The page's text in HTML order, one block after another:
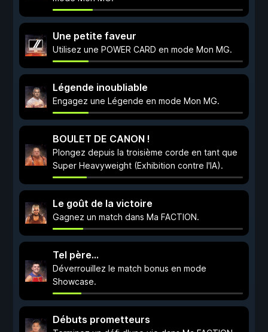
Une petite faveur
Utilisez une POWER CARD en mode Mon MG.
Légende inoubliable
Engagez une Légende en mode Mon MG.
BOULET DE CANON !
Plongez depuis la troisième corde en tant que
Super Heavyweight (Exhibition contre l'IA).
Le goût de la victoire
Gagnez un match dans Ma FACTION.
Tel père...
Déverrouillez le match bonus en mode
Showcase.
Débuts prometteurs